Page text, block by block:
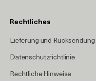
Rechtliches
Lieferung und Rücksendung
Datenschutzrichtlinie
Rechtliche Hinweise